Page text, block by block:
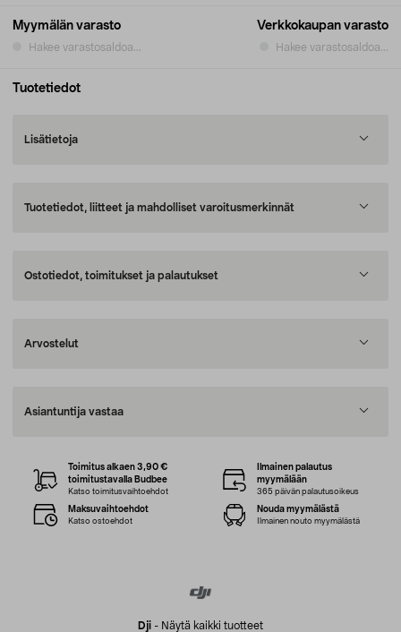
Myymälän varasto
Hakee varastosaldoa...
Verkkokaupan varasto
Hakee varastosaldoa...
Tuotetiedot
Lisätietoja
Tuotetiedot, liitteet ja mahdolliset varoitusmerkinnät
Ostotiedot, toimitukset ja palautukset
Arvostelut
Asiantuntija vastaa
Dji - Näytä kaikki tuotteet
Toimitus alkaen 3,90 €
toimitustavalla Budbee
Katso toimitusvaihtoehdot
Ilmainen palautus
myymälään
365 päivän palautusoikeus
Maksuvaihtoehdot
Katso ostoehdot
Nouda myymälästä
Ilmainen nouto myymälästä